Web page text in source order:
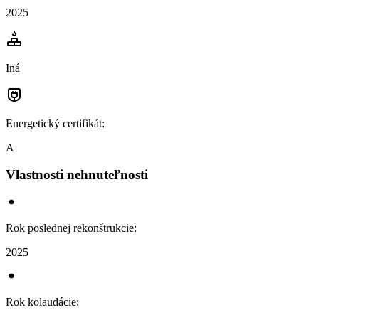
2025
Iná
Energetický certifikát:
A
Vlastnosti nehnuteľnosti
Rok poslednej rekonštrukcie:
2025
Rok kolaudácie: